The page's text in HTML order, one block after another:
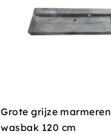
Grote grijze marmeren
wasbak 120 cm